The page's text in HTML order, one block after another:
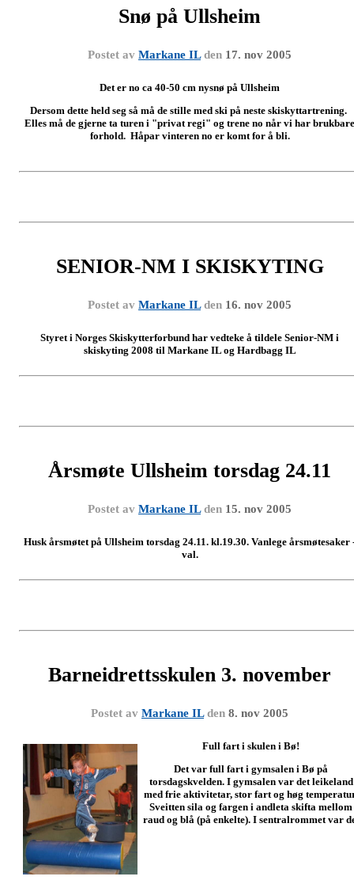
Snø på Ullsheim
Postet av Markane ILden 17. nov 2005
Det er no ca 40-50 cm nysnø på Ullsheim
Dersom dette held seg så må de stille med ski på neste skiskyttartrening.
Elles må de gjerne ta turen i "privat regi" og trene no når vi har brukbare
forhold. Håpar vinteren no er komt for å bli.
SENIOR-NM I SKISKYTING
Postet av Markane ILden 16. nov 2005
Styret i Norges Skiskytterforbund har vedteke å tildele Senior-NM i
skiskyting 2008 til Markane IL og Hardbagg IL
Årsmøte Ullsheim torsdag 24.11
Postet av Markane ILden 15. nov 2005
Husk årsmøtet på Ullsheim torsdag 24.11. kl.19.30. Vanlege årsmøtesaker
val.
Barneidrettsskulen 3. november
Postet av Markane ILden 8. nov 2005
Full fart i skulen i Bø!
Det var full fart i gymsalen i Bø på
torsdagskvelden. I gymsalen var det leikeland
med frie aktivitetar, stor fart og høg
Sveitten sila og fargen i andleta skifta mellom
raud og blå (på enkelte). I sentralrommet var